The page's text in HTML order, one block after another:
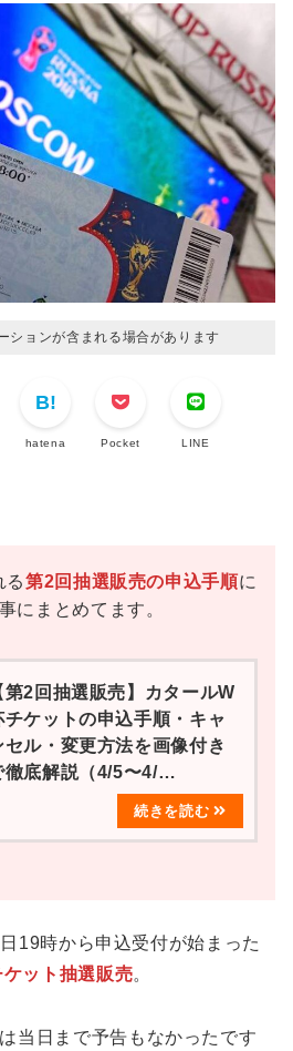
ションが含まれる場合があります
hatena Pocket LINE
る第2回抽選販売の申込手順に
にまとめてます。
第2回抽選販売】カタールW
チケットの申込手順・キャ
セル・変更方法を画像付き
徹底解説（4/5〜4/…
19時から申込受付が始まった
ット抽選販売。
当日まで予告もなかったです